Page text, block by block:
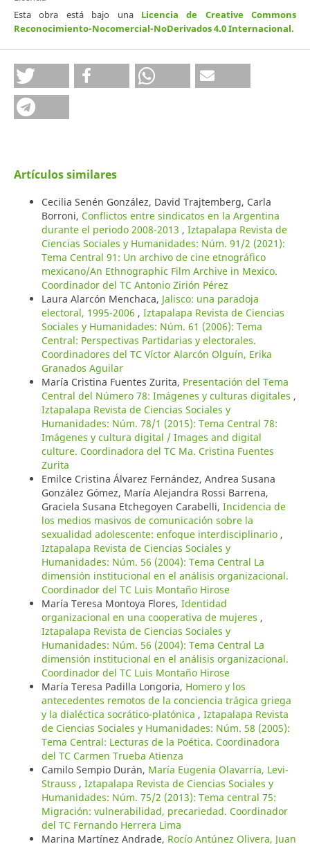
Esta obra está bajo una Licencia de Creative Commons
Reconocimiento-Nocomercial-NoDerivados 4.0 Internacional.
Artículos similares
Cecilia Senén González, David Trajtemberg, Carla
Borroni, Conflictos entre sindicatos en la Argentina
durante el periodo 2008-2013 , Iztapalapa Revista de
Ciencias Sociales y Humanidades: Núm. 91/2 (2021):
Tema Central 91: Un archivo de cine etnográfico
mexicano/An Ethnographic Film Archive in Mexico.
Coordinador del TC Antonio Zirión Pérez
Laura Alarcón Menchaca, Jalisco: una paradoja
electoral, 1995-2006 , Iztapalapa Revista de Ciencias
Sociales y Humanidades: Núm. 61 (2006): Tema
Central: Perspectivas Partidarias y electorales.
Coordinadores del TC Víctor Alarcón Olguín, Erika
Granados Aguilar
María Cristina Fuentes Zurita, Presentación del Tema
Central del Número 78: Imágenes y culturas digitales ,
Iztapalapa Revista de Ciencias Sociales y
Humanidades: Núm. 78/1 (2015): Tema Central 78:
Imágenes y cultura digital / Images and digital
culture. Coordinadora del TC Ma. Cristina Fuentes
Zurita
Emilce Cristina Álvarez Fernández, Andrea Susana
González Gómez, María Alejandra Rossi Barrena,
Graciela Susana Etchegoyen Carabelli, Incidencia de
los medios masivos de comunicación sobre la
sexualidad adolescente: enfoque interdisciplinario ,
Iztapalapa Revista de Ciencias Sociales y
Humanidades: Núm. 56 (2004): Tema Central La
dimensión institucional en el análisis organizacional.
Coordinador del TC Luis Montaño Hirose
María Teresa Montoya Flores, Identidad
organizacional en una cooperativa de mujeres ,
Iztapalapa Revista de Ciencias Sociales y
Humanidades: Núm. 56 (2004): Tema Central La
dimensión institucional en el análisis organizacional.
Coordinador del TC Luis Montaño Hirose
María Teresa Padilla Longoria, Homero y los
antecedentes remotos de la conciencia trágica griega
y la dialéctica socrático-platónica , Iztapalapa Revista
de Ciencias Sociales y Humanidades: Núm. 58 (2005):
Tema Central: Lecturas de la Poética. Coordinadora
del TC Carmen Trueba Atienza
Camilo Sempio Durán, María Eugenia Olavarría, Levi-
Strauss , Iztapalapa Revista de Ciencias Sociales y
Humanidades: Núm. 75/2 (2013): Tema central 75:
Migración: vulnerabilidad, precariedad. Coordinador
del TC Fernando Herrera Lima
Marina Martínez Andrade, Rocío Antúnez Olivera, Juan